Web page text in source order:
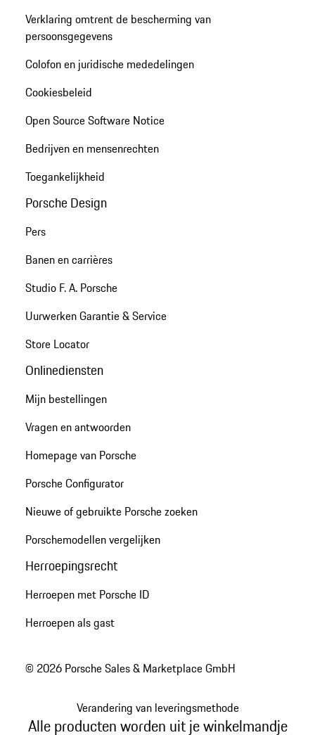
Verklaring omtrent de bescherming van
persoonsgegevens
Colofon en juridische mededelingen
Cookiesbeleid
Open Source Software Notice
Bedrijven en mensenrechten
Toegankelijkheid
Porsche Design
Pers
Banen en carrières
Studio F. A. Porsche
Uurwerken Garantie & Service
Store Locator
Onlinediensten
Mijn bestellingen
Vragen en antwoorden
Homepage van Porsche
Porsche Configurator
Nieuwe of gebruikte Porsche zoeken
Porschemodellen vergelijken
Herroepingsrecht
Herroepen met Porsche ID
Herroepen als gast
© 2026 Porsche Sales & Marketplace GmbH
Verandering van leveringsmethode
Alle producten worden uit je winkelmandje